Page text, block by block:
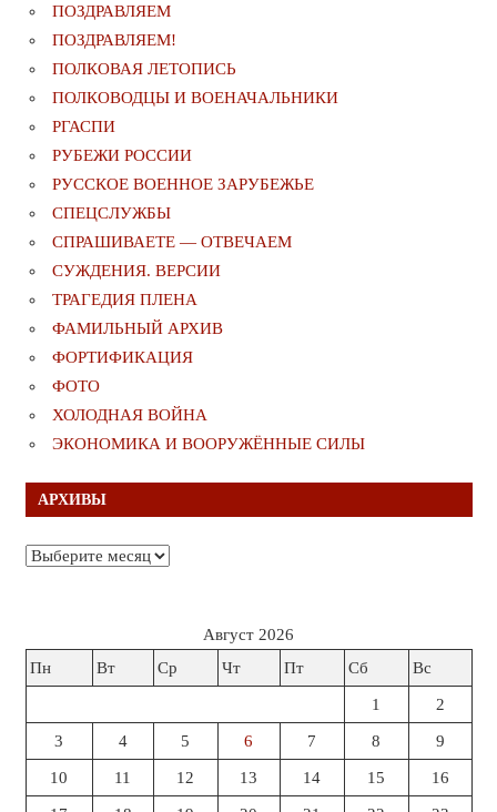
ПОЗДРАВЛЯЕМ
ПОЗДРАВЛЯЕМ!
ПОЛКОВАЯ ЛЕТОПИСЬ
ПОЛКОВОДЦЫ И ВОЕНАЧАЛЬНИКИ
РГАСПИ
РУБЕЖИ РОССИИ
РУССКОЕ ВОЕННОЕ ЗАРУБЕЖЬЕ
СПЕЦСЛУЖБЫ
СПРАШИВАЕТЕ — ОТВЕЧАЕМ
СУЖДЕНИЯ. ВЕРСИИ
ТРАГЕДИЯ ПЛЕНА
ФАМИЛЬНЫЙ АРХИВ
ФОРТИФИКАЦИЯ
ФОТО
ХОЛОДНАЯ ВОЙНА
ЭКОНОМИКА И ВООРУЖЁННЫЕ СИЛЫ
АРХИВЫ
Архивы
Август 2026
Пн
Вт Ср Чт Пт Сб Вс
1 2
3 4 5 6 7 8 9
10 11 12 13 14 15 16